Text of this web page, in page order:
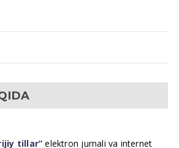
tillar” elektron jurnali va internet